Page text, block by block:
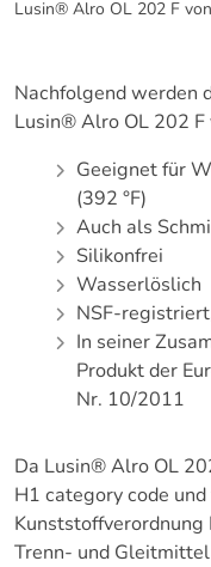
Lusin® Alro OL 202 F
Nachfolgend werden
Lusin® Alro OL 202
Geeignet für
(392 °F)
Auch als
Silikonfrei
Wasserlöslich
NSF-
In seiner
Produkt der
Nr. 10/2011
Da Lusin® Alro OL
H1 category code
Trenn- und